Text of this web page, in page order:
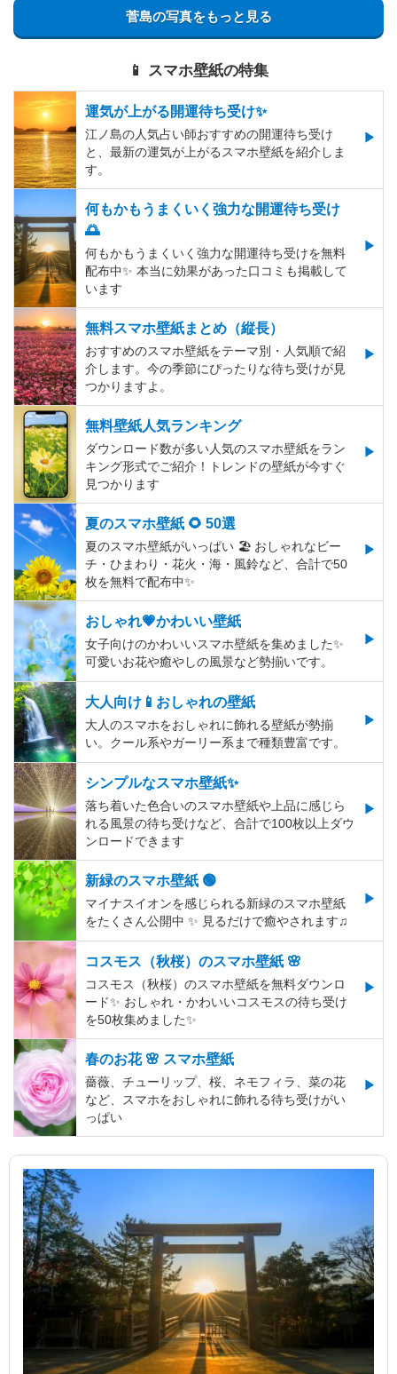
菅島の写真をもっと見る
📱 スマホ壁紙の特集
運気が上がる開運待ち受け✨
江ノ島の人気占い師おすすめの開運待ち受け
と、最新の運気が上がるスマホ壁紙を紹介しま
す。
何もかもうまくいく強力な開運待ち受け
🌅
何もかもうまくいく強力な開運待ち受けを無料
配布中✨️ 本当に効果があった口コミも掲載して
います
無料スマホ壁紙まとめ（縦長）
おすすめのスマホ壁紙をテーマ別・人気順で紹
介します。今の季節にぴったりな待ち受けが見
つかりますよ。
無料壁紙人気ランキング
ダウンロード数が多い人気のスマホ壁紙をラン
キング形式でご紹介！トレンドの壁紙が今すぐ
見つかります
夏のスマホ壁紙 🌻 50選
夏のスマホ壁紙がいっぱい 🏖 おしゃれなビー
チ・ひまわり・花火・海・風鈴など、合計で50
枚を無料で配布中✨
おしゃれ💗かわいい壁紙
女子向けのかわいいスマホ壁紙を集めました✨
可愛いお花や癒やしの風景など勢揃いです。
大人向け📱おしゃれの壁紙
大人のスマホをおしゃれに飾れる壁紙が勢揃
い。クール系やガーリー系まで種類豊富です。
シンプルなスマホ壁紙✨
落ち着いた色合いのスマホ壁紙や上品に感じら
れる風景の待ち受けなど、合計で100枚以上ダウ
ンロードできます
新緑のスマホ壁紙 🟢
マイナスイオンを感じられる新緑のスマホ壁紙
をたくさん公開中 ✨ 見るだけで癒やされます♫
コスモス（秋桜）のスマホ壁紙 🌸
コスモス（秋桜）のスマホ壁紙を無料ダウンロ
ード✨️ おしゃれ・かわいいコスモスの待ち受け
を50枚集めました✨️
春のお花 🌸 スマホ壁紙
薔薇、チューリップ、桜、ネモフィラ、菜の花
など、スマホをおしゃれに飾れる待ち受けがい
っぱい